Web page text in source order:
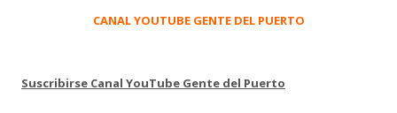
CANAL YOUTUBE GENTE DEL PUERTO
Suscribirse Canal YouTube Gente del Puerto